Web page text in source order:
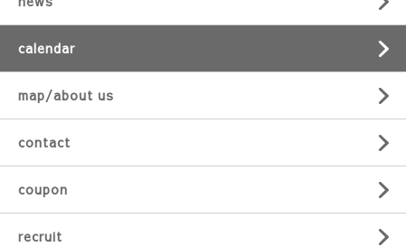
calendar
map/about us
contact
coupon
recruit